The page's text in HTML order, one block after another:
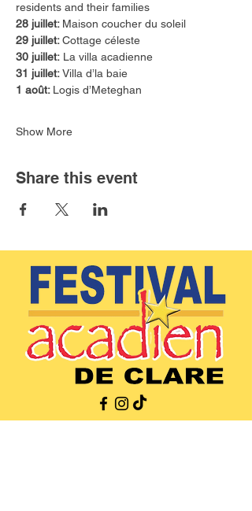
residents and their families
28 juillet: Maison coucher du soleil
29 juillet: Cottage céleste
30 juillet: La villa acadienne
31 juillet: Villa d’la baie
1 août: Logis d’Meteghan
Show More
Share this event